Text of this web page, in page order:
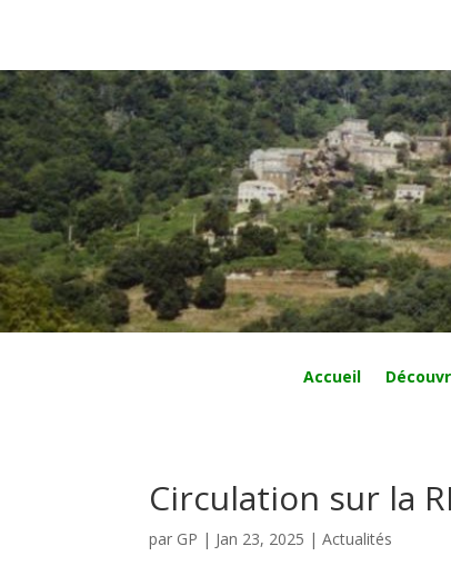
Accueil
Circulation sur la
par GP | Jan 23, 2025 |Actualités